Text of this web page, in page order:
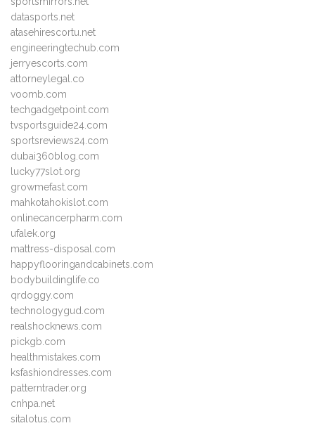
datasports.net
atasehirescortu.net
engineeringtechub.com
jerryescorts.com
attorneylegal.co
voomb.com
techgadgetpoint.com
tvsportsguide24.com
sportsreviews24.com
dubai360blog.com
lucky77slot.org
growmefast.com
mahkotahokislot.com
onlinecancerpharm.com
ufalek.org
mattress-disposal.com
happyflooringandcabinets.com
bodybuildinglife.co
qrdoggy.com
technologygud.com
realshocknews.com
pickgb.com
healthmistakes.com
ksfashiondresses.com
patterntrader.org
cnhpa.net
sitalotus.com